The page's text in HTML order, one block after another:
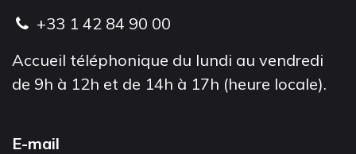
+33 1 42 84 90 00
Accueil téléphonique du lundi au vendredi
de 9h à 12h et de 14h à 17h (heure locale).
E-mail